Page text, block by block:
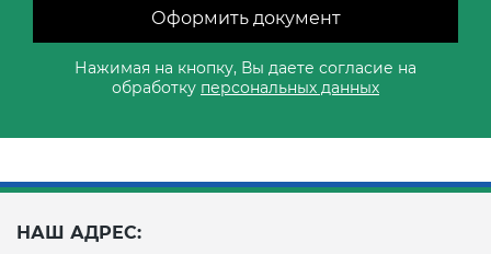
Оформить документ
Нажимая на кнопку, Вы даете согласие на
обработку персональных данных
НАШ АДРЕС: